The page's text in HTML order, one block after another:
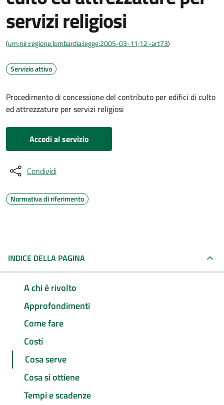
servizi religiosi
(urn:nir:regione.lombardia:legge:2005-03-11;12~art73)
Servizio attivo
Procedimento di concessione del contributo per edifici di culto
ed attrezzature per servizi religiosi
Accedi al servizio
Condividi
Normativa di riferimento
INDICE DELLA PAGINA
A chi è rivolto
Approfondimenti
Come fare
Costi
Cosa serve
Cosa si ottiene
Tempi e scadenze